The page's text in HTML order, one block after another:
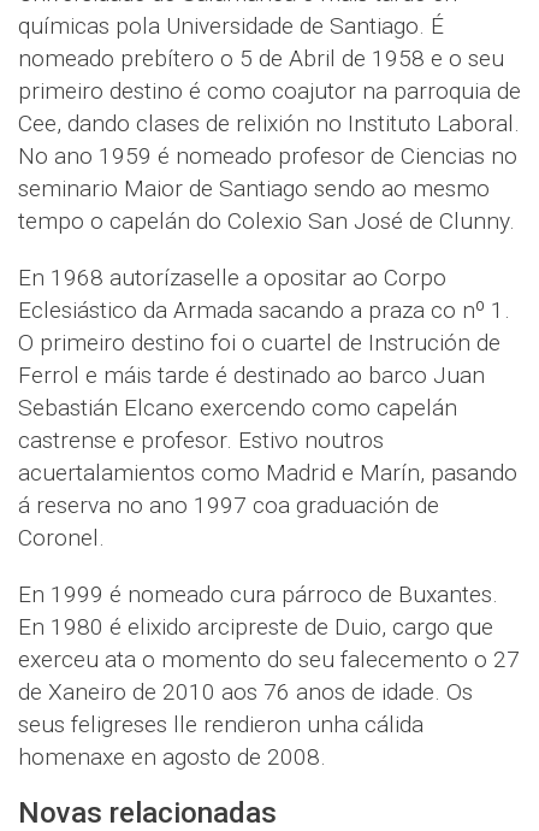
químicas pola Universidade de Santiago. É
nomeado prebítero o 5 de Abril de 1958 e o seu
primeiro destino é como coajutor na parroquia de
Cee, dando clases de relixión no Instituto Laboral.
No ano 1959 é nomeado profesor de Ciencias no
seminario Maior de Santiago sendo ao mesmo
tempo o capelán do Colexio San José de Clunny.
En 1968 autorízaselle a opositar ao Corpo
Eclesiástico da Armada sacando a praza co nº 1.
O primeiro destino foi o cuartel de Instrución de
Ferrol e máis tarde é destinado ao barco Juan
Sebastián Elcano exercendo como capelán
castrense e profesor. Estivo noutros
acuertalamientos como Madrid e Marín, pasando
á reserva no ano 1997 coa graduación de
Coronel.
En 1999 é nomeado cura párroco de Buxantes.
En 1980 é elixido arcipreste de Duio, cargo que
exerceu ata o momento do seu falecemento o 27
de Xaneiro de 2010 aos 76 anos de idade. Os
seus feligreses lle rendieron unha cálida
homenaxe en agosto de 2008.
Novas relacionadas